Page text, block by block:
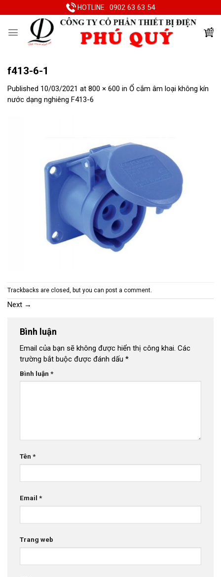
to
HOTLINE 0902 63 63 54
f413-6-1
Published 10/03/2021 at 800 × 600 in Ổ cắm âm loại không kín
nước dạng nghiêng F413-6
Trackbacks are closed, but you can post a comment.
Next →
Bình luận
Email của bạn sẽ không được hiển thị công khai. Các
trường bắt buộc được đánh dấu *
Bình luận *
Tên *
Email *
Trang web